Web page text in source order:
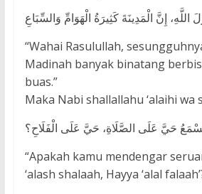
اللَّهِ، إِنَّ الْمَدِينَةَ كَثِيرَةُ الْهَوَامِّ وَالسِّبَاعِ
“Wahai Rasulullah,
Madinah banyak binatang
buas.”
Maka Nabi shallallahu ‘alaihi wa
حَيَّ عَلَى الصَّلَاةِ، حَيَّ عَلَى الْفَلَاحِ؟
“Apakah kamu mendengar
‘alash shalaah, Hayya ‘alal